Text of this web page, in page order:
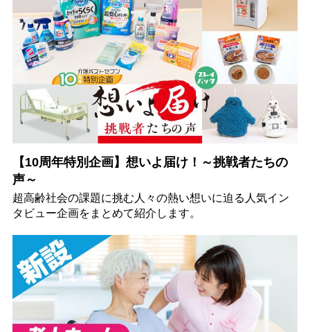
【10周年特別企画】想いよ届け！～挑戦者たちの
声～
超高齢社会の課題に挑む人々の熱い想いに迫る人気イン
タビュー企画をまとめて紹介します。